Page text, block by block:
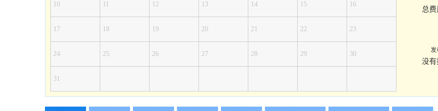
10 11 12 13 14 15 16
17 18 19 20 21 22 23
24 25 26 27 28 29 30
31
总费
发
没有